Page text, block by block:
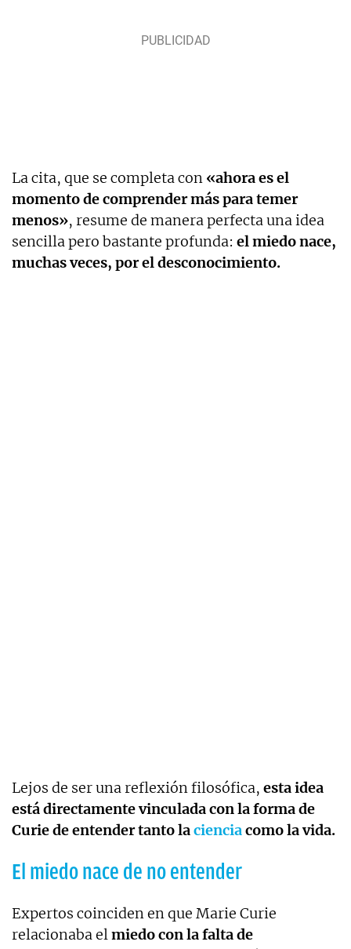
La cita, que se completa con «ahora es el
momento de comprender más para temer
menos», resume de manera perfecta una idea
sencilla pero bastante profunda: el miedo nace,
muchas veces, por el desconocimiento.
Lejos de ser una reflexión filosófica, esta idea
está directamente vinculada con la forma de
Curie de entender tanto lacienciacomo la vida.
El miedo nace de no entender
Expertos coinciden en que Marie Curie
relacionaba elmiedo con la falta de